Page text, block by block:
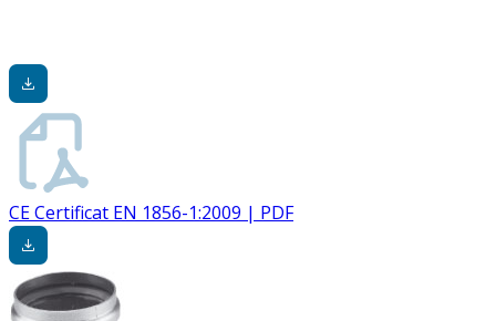
CE Certificat EN 1856-1:2009 | PDF